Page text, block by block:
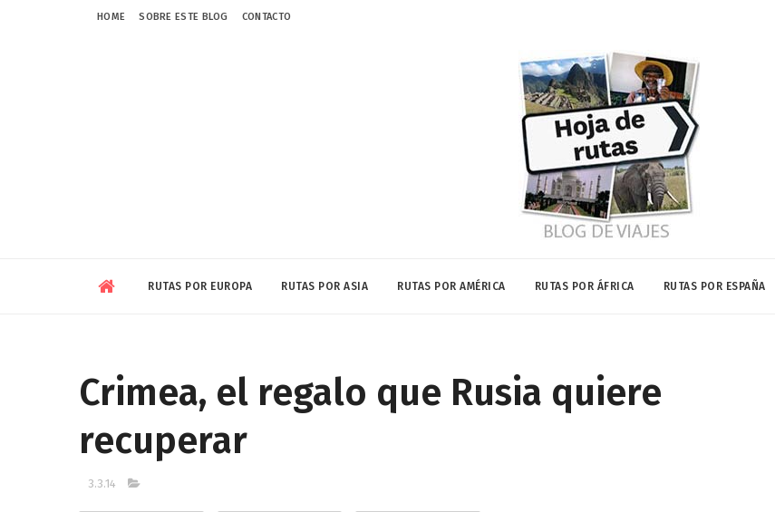
HOME SOBRE ESTE BLOG CONTACTO
RUTAS POR EUROPA RUTAS POR ASIA RUTAS POR AMÉRICA RUTAS POR ÁFRICA RUTAS POR ESPAÑA
Crimea, el regalo que Rusia quiere
recuperar
3.3.14